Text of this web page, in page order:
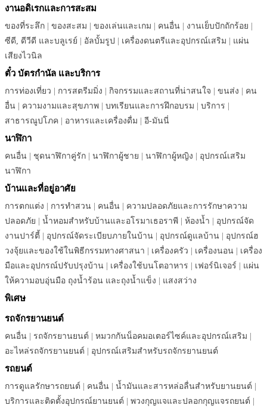
งานอดิเรกและการสะสม
ของที่ระลึก | ของสะสม | ของเล่นและเกม | คนอื่น | งานเย็บปักถักร้อย |
ซีดี, ดีวีดี และบลูเรย์ | อัลบั้มรูป | เครื่องดนตรีและอุปกรณ์เสริม | แผ่น
เสียงไวนิล
ตั๋ว บัตรกำนัล และบริการ
การท่องเที่ยว | การสตรีมมิ่ง | กิจกรรมและสถานที่น่าสนใจ | ขนส่ง | คน
อื่น | ความงามและสุขภาพ | บทเรียนและการฝึกอบรม | บริการ |
สาธารณูปโภค | อาหารและเครื่องดื่ม | อี-มันนี่
นาฬิกา
คนอื่น | ชุดนาฬิกาคู่รัก | นาฬิกาผู้ชาย | นาฬิกาผู้หญิง | อุปกรณ์เสริม
นาฬิกา
บ้านและที่อยู่อาศัย
การตกแต่ง | การทำสวน | คนอื่น | ความปลอดภัยและการรักษาความ
ปลอดภัย | น้ำหอมสำหรับบ้านและอโรมาเธอราพี | ห้องน้ำ | อุปกรณ์จัด
งานปาร์ตี้ | อุปกรณ์จัดระเบียบภายในบ้าน | อุปกรณ์ดูแลบ้าน | อุปกรณ์ฮ
วงจุ้ยและของใช้ในพิธีกรรมทางศาสนา | เครื่องครัว | เครื่องนอน | เครื่อง
มือและอุปกรณ์ปรับปรุงบ้าน | เครื่องใช้บนโตอาหาร | เฟอร์นิเจอร์ | แผ่น
ให้ความอบอุ่นมือ ถุงน้ำร้อน และถุงน้ำแข็ง | แสงสว่าง
พิเศษ
รถจักรยานยนต์
คนอื่น | รถจักรยานยนต์ | หมวกกันน็อคมอเตอร์ไซค์และอุปกรณ์เสริม |
อะไหล่รถจักรยานยนต์ | อุปกรณ์เสริมสำหรับรถจักรยานยนต์
รถยนต์
การดูแลรักษารถยนต์ | คนอื่น | น้ำมันและสารหล่อลื่นสำหรับยานยนต์ |
บริการและติดตั้งอุปกรณ์ยานยนต์ | พวงกุญแจและปลอกกุญแจรถยนต์ |